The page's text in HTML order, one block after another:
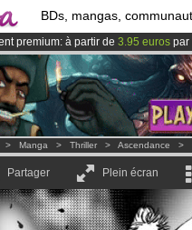
BDs, mangas,
premium: à partir de 3.95 euros par
membreset 1208BDs & Mangas!
Amilova est désormais lancé
> Manga > Thriller > Ascendance >
Partager Plein écran